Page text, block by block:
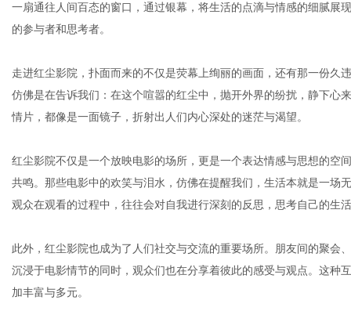
一扇通往人间百态的窗口，通过银幕，将生活的点滴与情感的细腻展
的参与者和思考者。
走进红尘影院，扑面而来的不仅是荧幕上绚丽的画面，还有那一份久
仿佛是在告诉我们：在这个喧嚣的红尘中，抛开外界的纷扰，静下心
情片，都像是一面镜子，折射出人们内心深处的迷茫与渴望。
红尘影院不仅是一个放映电影的场所，更是一个表达情感与思想的空
共鸣。那些电影中的欢笑与泪水，仿佛在提醒我们，生活本就是一场
观众在观看的过程中，往往会对自我进行深刻的反思，思考自己的生
此外，红尘影院也成为了人们社交与交流的重要场所。朋友间的聚会
沉浸于电影情节的同时，观众们也在分享着彼此的感受与观点。这种
加丰富与多元。